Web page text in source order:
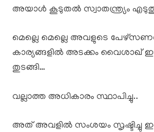
അയാൾ കൂടുതൽ സ്വാതന്ത്ര്യം
മെല്ലെ മെല്ലെ അവളുടെ
കാര്യങ്ങളിൽ അടക്കം വൈശാഖ്
തുടങ്ങി…
വല്ലാത്ത അധികാരം സ്ഥാപിച്ചു..
അത് അവളിൽ സംശയം സൃഷ്ടിച്ചു